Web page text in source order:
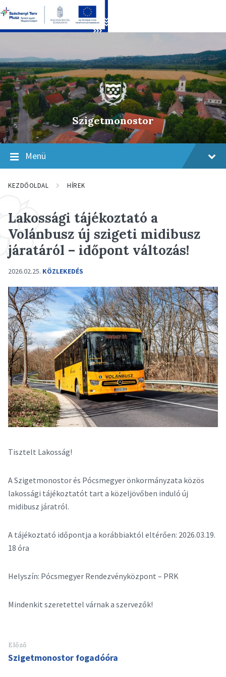
content
main
navigation
footer
Szigetmonostor
Menü
KEZDŐOLDAL HÍREK
Lakossági tájékoztató a
Volánbusz új szigeti midibusz
járatáról – időpont változás!
2026.02.25. KÖZLEKEDÉS
Tisztelt Lakosság!
A Szigetmonostor és Pócsmegyer önkormányzata közös
lakossági tájékoztatót tart a közeljövőben induló új
midibusz járatról.
A tájékoztató időpontja a korábbiaktól eltérően: 2026.03.19.
18 óra
Helyszín: Pócsmegyer Rendezvényközpont – PRK
Mindenkit szeretettel várnak a szervezők!
Előző
Szigetmonostor fogadóóra